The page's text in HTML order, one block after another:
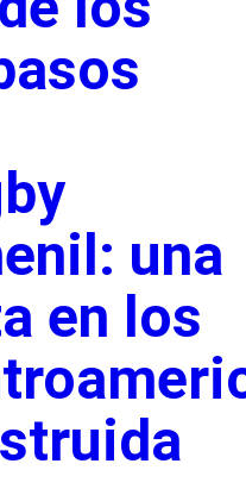
una
en los